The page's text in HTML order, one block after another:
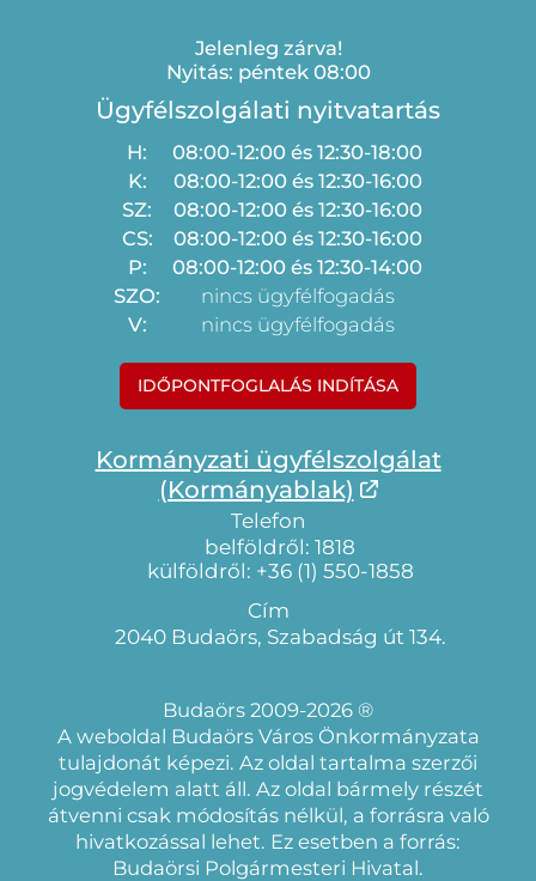
Jelenleg zárva!
Nyitás: péntek 08:00
Ügyfélszolgálati nyitvatartás
H:
08:00-12:00 és 12:30-18:00
K:
08:00-12:00 és 12:30-16:00
SZ:
08:00-12:00 és 12:30-16:00
CS:
08:00-12:00 és 12:30-16:00
P:
08:00-12:00 és 12:30-14:00
SZO:
nincs ügyfélfogadás
V:
nincs ügyfélfogadás
IDŐPONTFOGLALÁS INDÍTÁSA
Kormányzati ügyfélszolgálat
(Kormányablak)
Telefon
belföldről: 1818
külföldről: +36 (1) 550-1858
Cím
2040 Budaörs, Szabadság út 134.
Budaörs 2009-2026 ®
A weboldal Budaörs Város Önkormányzata
tulajdonát képezi. Az oldal tartalma szerzői
jogvédelem alatt áll. Az oldal bármely részét
átvenni csak módosítás nélkül, a forrásra való
hivatkozással lehet. Ez esetben a forrás:
Budaörsi Polgármesteri Hivatal.